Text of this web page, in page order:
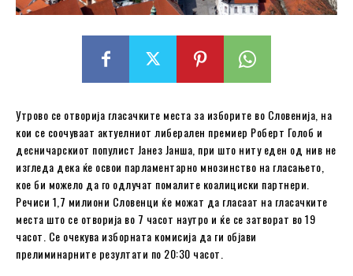
Утрово се отворија гласачките места за изборите во Словенија, на
кои се соочуваат актуелниот либерален премиер Роберт Голоб и
десничарскиот популист Јанез Јанша, при што ниту еден од нив не
изгледа дека ќе освои парламентарно мнозинство на гласањето,
кое би можело да го одлучат помалите коалициски партнери.
Речиси 1,7 милиони Словенци ќе можат да гласаат на гласачките
места што се отворија во 7 часот наутро и ќе се затворат во 19
часот. Се очекува изборната комисија да ги објави
прелиминарните резултати по 20:30 часот.